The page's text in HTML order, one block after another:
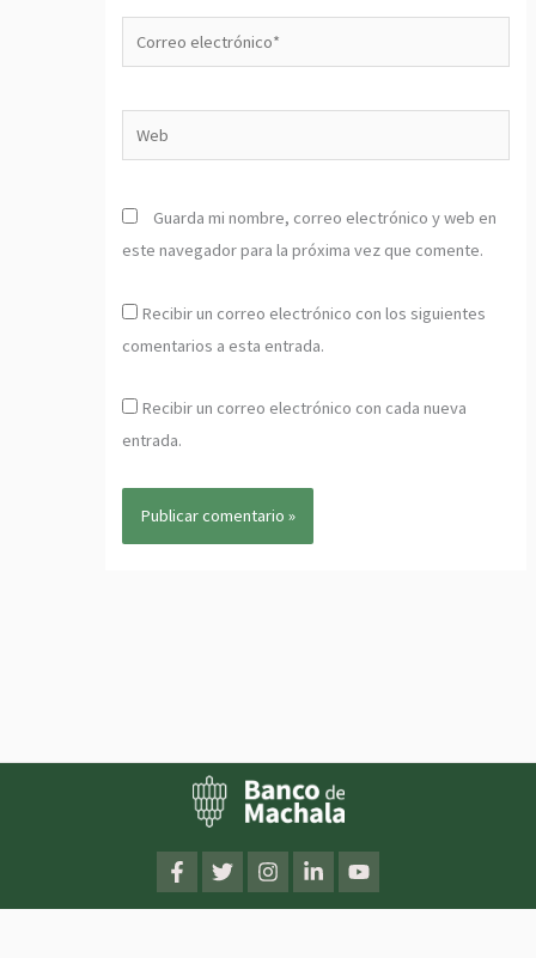
electrónico*
Guarda mi nombre, correo electrónico y web en
este navegador para la próxima vez que comente.
Recibir un correo electrónico con los siguientes
comentarios a esta entrada.
Recibir un correo electrónico con cada nueva
entrada.